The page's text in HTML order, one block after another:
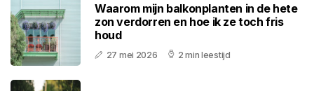
Waarom mijn balkonplanten in de hete
zon verdorren en hoe ik ze toch fris
houd
27 mei 2026 2 min leestijd